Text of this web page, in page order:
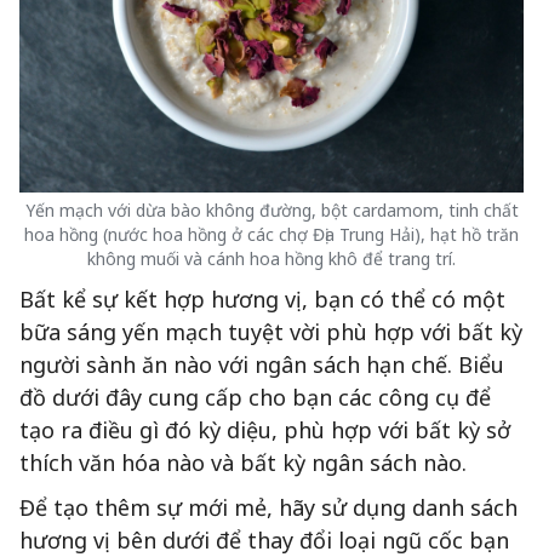
Yến mạch với dừa bào không đường, bột cardamom, tinh chất
hoa hồng (nước hoa hồng ở các chợ Địa Trung Hải), hạt hồ trăn
không muối và cánh hoa hồng khô để trang trí.
Bất kể sự kết hợp hương vị, bạn có thể có một
bữa sáng yến mạch tuyệt vời phù hợp với bất kỳ
người sành ăn nào với ngân sách hạn chế. Biểu
đồ dưới đây cung cấp cho bạn các công cụ để
tạo ra điều gì đó kỳ diệu, phù hợp với bất kỳ sở
thích văn hóa nào và bất kỳ ngân sách nào.
Để tạo thêm sự mới mẻ, hãy sử dụng danh sách
hương vị bên dưới để thay đổi loại ngũ cốc bạn